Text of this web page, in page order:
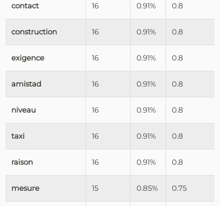
contact 16 0.91% 0.8
construction 16 0.91% 0.8
exigence 16 0.91% 0.8
amistad 16 0.91% 0.8
niveau 16 0.91% 0.8
taxi 16 0.91% 0.8
raison 16 0.91% 0.8
mesure 15 0.85% 0.75